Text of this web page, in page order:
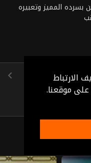
الارتباط
موقعنا.
بسرده المميز وتعبيره